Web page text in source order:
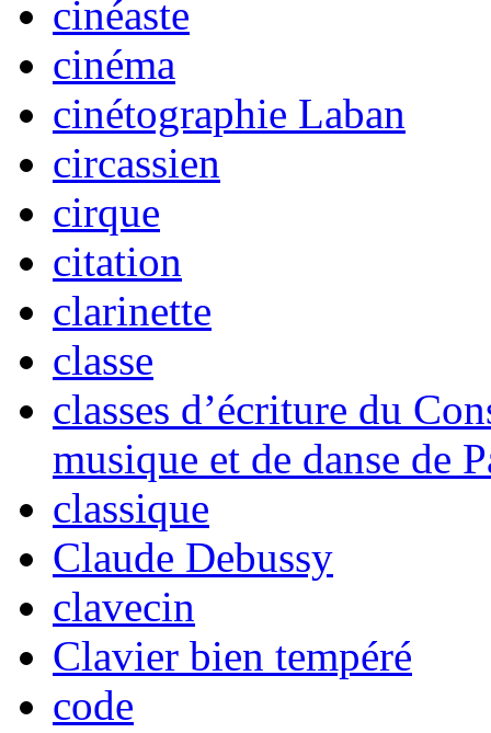
cinéaste
cinéma
cinétographie Laban
circassien
cirque
citation
clarinette
classe
classes d’écriture du
musique et de danse de
classique
Claude Debussy
clavecin
Clavier bien tempéré
code